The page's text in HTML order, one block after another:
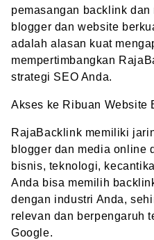
pemasangan backlink
blogger dan website
adalah alasan kuat
mempertimbangkan
strategi SEO Anda.
Akses ke Ribuan Website
RajaBacklink memiliki
blogger dan media online
bisnis, teknologi,
Anda bisa memilih
dengan industri Anda,
relevan dan berpengaruh
Google.